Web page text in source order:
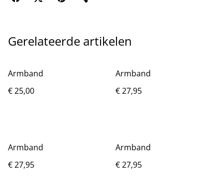
Gerelateerde artikelen
Armband
€ 25,00
Armband
€ 27,95
Armband
€ 27,95
Armband
€ 27,95